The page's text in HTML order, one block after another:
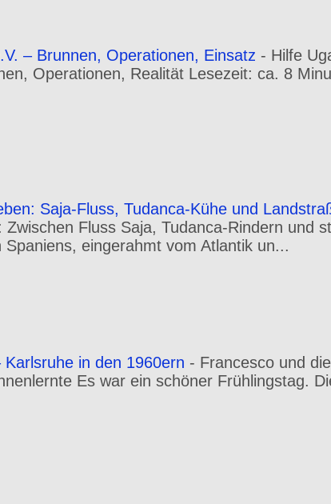
– Brunnen, Operationen, Einsatz - Hilfe
Operationen, Realität Lesezeit: ca. 8
Saja-Fluss, Tudanca-Kühe und
Fluss Saja, Tudanca-Rindern und
eingerahmt vom Atlantik un...
in den 1960ern - Francesco und
Es war ein schöner Frühlingstag.